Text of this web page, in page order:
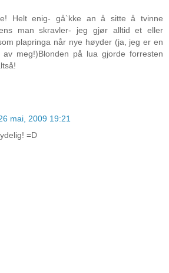
Helt enig- gå`kke an å sitte å tvinne
man skravler- jeg gjør alltid et eller
plapringa når nye høyder (ja, jeg er en
av meg!)Blonden på lua gjorde forresten
mai, 2009 19:21
=D